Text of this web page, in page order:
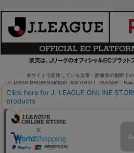
本サイトで使用している文章・画像等の無断で
© JAPAN PROFESSIONAL FOOTBALL LEAGUE
SERVED.